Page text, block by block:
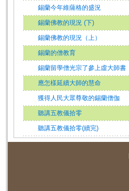
錫蘭今年維薩格的盛況
錫蘭佛教的現況 (下)
錫蘭佛教的現況（上）
錫蘭的僧教育
錫蘭留學僧光宗了參上虛大師書
應怎樣延續大師的慧命
獲得人民大眾尊敬的錫蘭僧伽
聽講五教儀拾零
聽講五教儀拾零(續完)